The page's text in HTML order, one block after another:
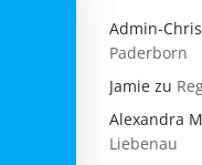
Admin-
Paderborn
Jamie zu
Alexandra
Liebenau